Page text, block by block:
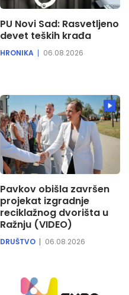
PU Novi Sad: Rasvetljeno
devet teških krađa
HRONIKA 06.08.2026
Pavkov obišla završen
projekat izgradnje
reciklažnog dvorišta u
Ražnju (VIDEO)
DRUŠTVO 06.08.2026